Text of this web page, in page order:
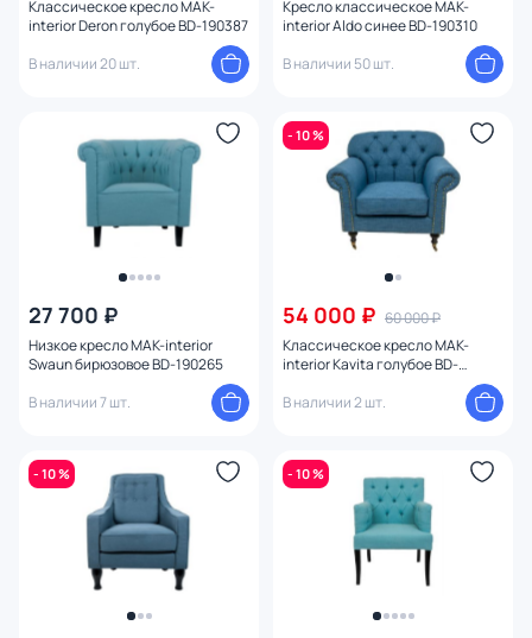
Классическое кресло MAK-
interior Deron голубое BD-190387
В наличии 20 шт.
Кресло классическое MAK-
interior Aldo синее BD-190310
В наличии 50 шт.
27 700 ₽
Низкое кресло MAK-interior
Swaun бирюзовое BD-190265
В наличии 7 шт.
- 10 %
54 000 ₽ 60 000 ₽
Классическое кресло MAK-
interior Kavita голубое BD-
В наличии 2 шт.
- 10 % - 10 %